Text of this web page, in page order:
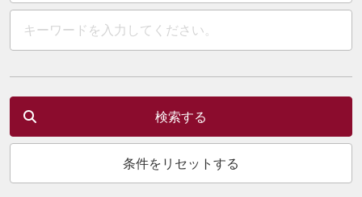
検索する
条件をリセットする